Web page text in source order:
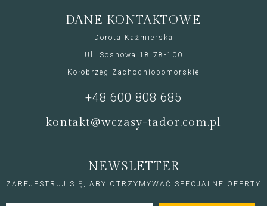
DANE KONTAKTOWE
Dorota Kaźmierska
Ul. Sosnowa 18 78-100
Kołobrzeg Zachodniopomorskie
+48 600 808 685
kontakt@wczasy-tador.com.pl
NEWSLETTER
ZAREJESTRUJ SIĘ, ABY OTRZYMYWAĆ SPECJALNE OFERTY